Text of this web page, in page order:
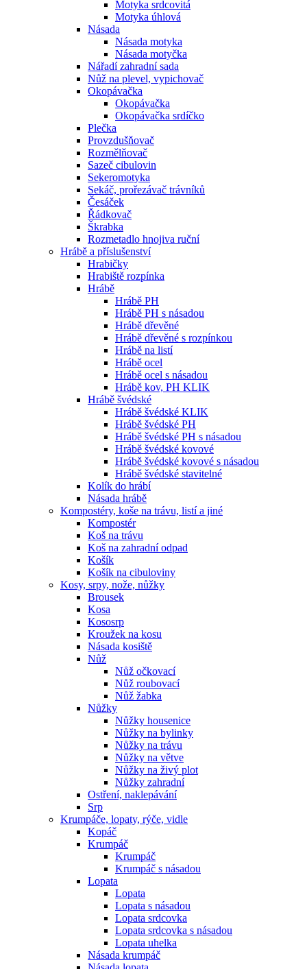
Motyka srdcovitá
Motyka úhlová
Násada
Násada motyka
Násada motyčka
Nářadí zahradní sada
Nůž na plevel, vypichovač
Okopávačka
Okopávačka
Okopávačka srdíčko
Plečka
Provzdušňovač
Rozmělňovač
Sazeč cibulovin
Sekeromotyka
Sekáč, prořezávač trávníků
Česáček
Řádkovač
Škrabka
Rozmetadlo hnojiva ruční
Hrábě a příslušenství
Hrabičky
Hrabiště rozpínka
Hrábě
Hrábě PH
Hrábě PH s násadou
Hrábě dřevěné
Hrábě dřevěné s rozpínkou
Hrábě na listí
Hrábě ocel
Hrábě ocel s násadou
Hrábě kov, PH KLIK
Hrábě švédské
Hrábě švédské KLIK
Hrábě švédské PH
Hrábě švédské PH s násadou
Hrábě švédské kovové
Hrábě švédské kovové s násadou
Hrábě švédské stavitelné
Kolík do hrábí
Násada hrábě
Kompostéry, koše na trávu, listí a jiné
Kompostér
Koš na trávu
Koš na zahradní odpad
Košík
Košík na cibuloviny
Kosy, srpy, nože, nůžky
Brousek
Kosa
Kososrp
Kroužek na kosu
Násada kosiště
Nůž
Nůž očkovací
Nůž roubovací
Nůž žabka
Nůžky
Nůžky housenice
Nůžky na bylinky
Nůžky na trávu
Nůžky na větve
Nůžky na živý plot
Nůžky zahradní
Ostření, naklepávání
Srp
Krumpáče, lopaty, rýče, vidle
Kopáč
Krumpáč
Krumpáč
Krumpáč s násadou
Lopata
Lopata
Lopata s násadou
Lopata srdcovka
Lopata srdcovka s násadou
Lopata uhelka
Násada krumpáč